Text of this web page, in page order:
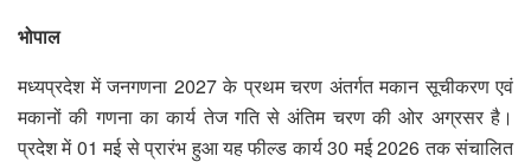
भोपाल
मध्यप्रदेश में जनगणना 2027 के प्रथम चरण अंतर्गत मकान सूचीकरण एवं
मकानों की गणना का कार्य तेज गति से अंतिम चरण की ओर अग्रसर है।
प्रदेश में 01 मई से प्रारंभ हुआ यह फील्ड कार्य 30 मई 2026 तक संचालित